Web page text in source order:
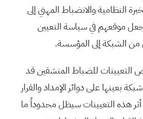
النظامية والانضباط المهني إلى
موقعهم في سياسة التعيين
من الشبكة إلى المؤسسة.
للضباط المنشقين قد
بعينها على دوائر الإمداد والقرار
أثر هذه التعيينات سيظل محدوداً ما